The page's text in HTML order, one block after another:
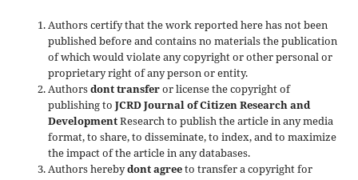
Authors certify that the work reported here has not been
published before and contains no materials the publication
of which would violate any copyright or other personal or
proprietary right of any person or entity.
Authorsdont transferor license the copyright of
publishing to JCRD Journal of Citizen Research and
DevelopmentResearch to publish the article in any media
format, to share, to disseminate, to index, and to maximize
the impact of the article in any databases.
Authors herebydont agreeto transfer a copyright for